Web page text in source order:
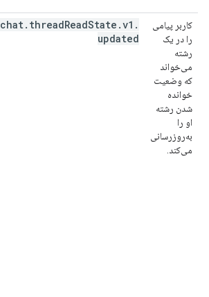
کاربر پیامی
را در یک
رشته
می‌خواند
که وضعیت
خوانده
شدن رشته
او را
به‌روزرسانی
می‌کند.
chat. threadReadState .v1 .
updated